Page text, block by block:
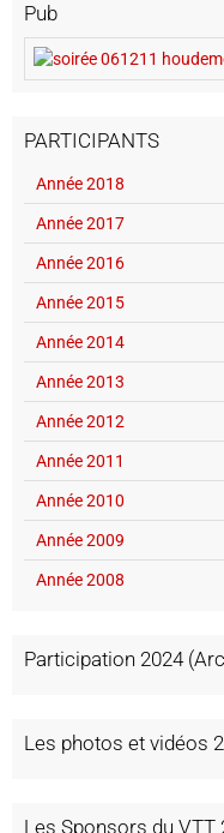
Pub
PARTICIPANTS
Année 2018
Année 2017
Année 2016
Année 2015
Année 2014
Année 2013
Année 2012
Année 2011
Année 2010
Année 2009
Année 2008
Participation 2024
Les photos et vidéos
Les Sponsors du VTT